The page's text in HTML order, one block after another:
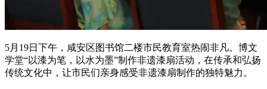
5月19日下午，咸安区图书馆二楼市民教育室热闹非凡。博文
学堂“以漆为笔，以水为墨”制作非遗漆扇活动，在传承和弘扬
传统文化中，让市民们亲身感受非遗漆扇制作的独特魅力。